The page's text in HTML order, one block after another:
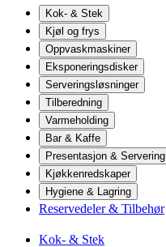
Kok- & Stek
Kjøl og frys
Oppvaskmaskiner
Eksponeringsdisker
Serveringsløsninger
Tilberedning
Varmeholding
Bar & Kaffe
Presentasjon & Servering
Kjøkkenredskaper
Hygiene & Lagring
Reservedeler & Tilbehør
Kok- & Stek